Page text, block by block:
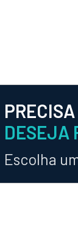
DESEJA
Escolha